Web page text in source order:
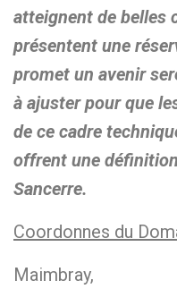
atteignent de belles
présentent une
promet un avenir
à ajuster pour que
de ce cadre
offrent une
Sancerre.
Coordonnes du
Maimbray,